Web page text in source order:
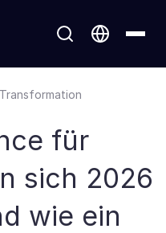
für
sich 2026
wie ein